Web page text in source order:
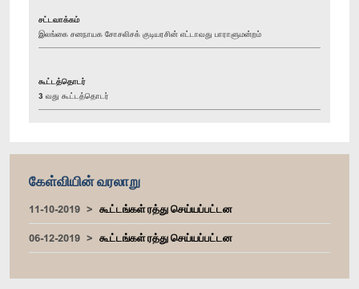
சட்டவாக்கம்
இலங்கை சனநாயக சோசலிசக் குடியரசின் எட்டாவது பாராளுமன்றம்
கூட்டத்தொடர்
3 வது கூட்டத்தொடர்
கேள்வியின் வரலாறு
11-10-2019
கூட்டங்கள் ரத்து செய்யப்பட்டன
06-12-2019
கூட்டங்கள் ரத்து செய்யப்பட்டன